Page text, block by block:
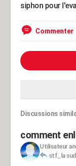
siphon pour
Commenter
Discussions
comment
Utilisateur
stf_la